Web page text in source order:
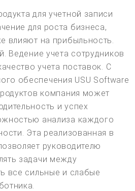
для учетной записи
для роста бизнеса,
влияют на прибыльность.
Ведение учета сотрудников
учета поставок. С
обеспечения USU Software
компания может
и успех
анализа каждого
Эта реализованная в
руководителю
задачи между
все сильные и слабые